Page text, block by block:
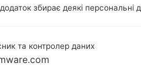
збирає деякі персональні
та контролер даних